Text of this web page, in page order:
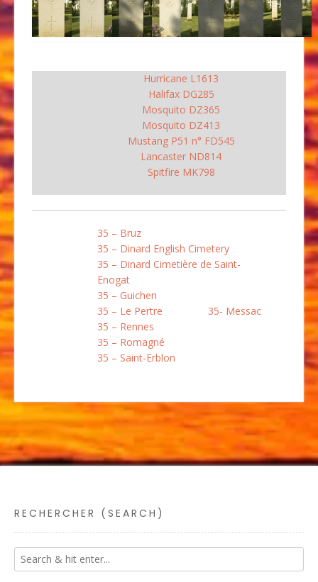
Hurricane L1613
Halifax DG285
Mosquito DZ365
Mosquito DZ413
Mustang P51 n° FD545
Lancaster ND814
Spitfire MK798
35 – Bruz
35 – Dinard English Cimetery
35 – Dinard Cimetière de Saint-
Enogat
35 – Guichen
35 – Le Pertre
35- Messac
35 – Rennes
35 – Romagné
35 – Saint-Erblon
RECHERCHER (SEARCH)